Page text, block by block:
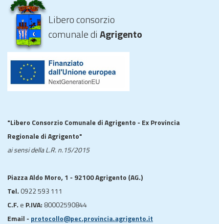
Libero consorzio
comunale diAgrigento
"Libero Consorzio Comunale di Agrigento - Ex Provincia
Regionale di Agrigento"
ai sensi della L.R. n.15/2015
Piazza Aldo Moro, 1 - 92100 Agrigento (AG.)
Tel. 0922 593 111
C.F. e P.IVA: 80002590844
Email - protocollo@pec.provincia.agrigento.it